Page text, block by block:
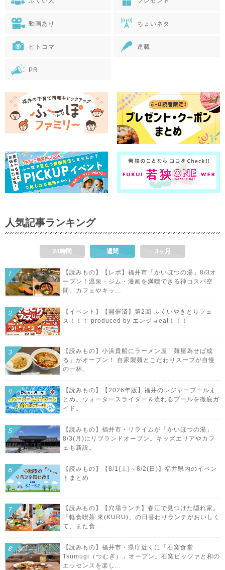
動画あり ちょいネタ
ヒトコマ 連載
PR
人気記事ランキング
24時間 週間 3ヶ月
【読みもの】【レポ】福井市「かいほつの湯」8/3オ
ープン！温泉・ジム・漫画を満喫できる神コスパ空
間。カフェやキッ...
【イベント】【開催済】第2回 ふくいやきとりフェ
ス！！！ produced by エンジョeat！！！
【読みもの】小浜貴船にラーメン屋「麺屋為せば成
る」がオープン！ 自家製麺とこだわりスープが自慢
の一杯。
【読みもの】【2026年版】福井のレジャープールま
とめ。ウォータースライダー＆流れるプールを徹底ガ
イド。
【読みもの】福井市・リライムが「かいほつの湯」
8/3(月)にリブランドオープン。キッズエリアやカフ
ェも新設。
【読みもの】【8/1(土)～8/2(日)】福井県内のイベン
トまとめ
【読みもの】【穴場ランチ】春江で見つけた隠れ家。
「軽食喫茶 來(KURU)」の日替わりランチがおいしく
て、また食...
【読みもの】福井市・県庁近くに「石窯食堂
Tsumugi（つむぎ）」オープン。石窯ピッツァと和の
エッセンスを楽し...